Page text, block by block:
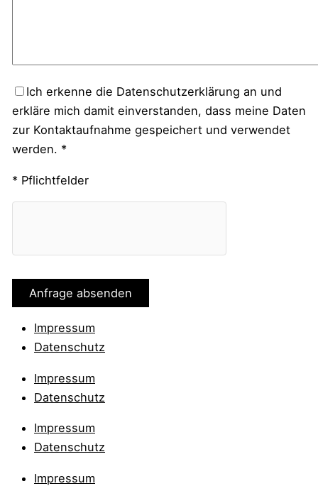
Ich erkenne die Datenschutzerklärung an und
erkläre mich damit einverstanden, dass meine Daten
zur Kontaktaufnahme gespeichert und verwendet
werden. *
* Pflichtfelder
Impressum
Datenschutz
Impressum
Datenschutz
Impressum
Datenschutz
Impressum